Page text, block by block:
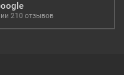
210 отзывов